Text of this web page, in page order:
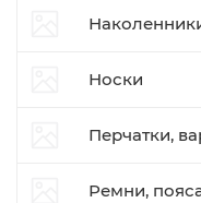
Носки
Перчатки,
Ремни,